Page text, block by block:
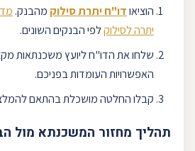
הוציאודו"ח יתרת סילוק מהבנק.
יתרה לסילוקלפי הבנקים השונים.
שלחו את הדו"ח ליועץ משכנתאות
האפשרויות העומדות בפניכם.
קבלו החלטה מושכלת בהתאם
תהליך מחזור המשכנתא מול